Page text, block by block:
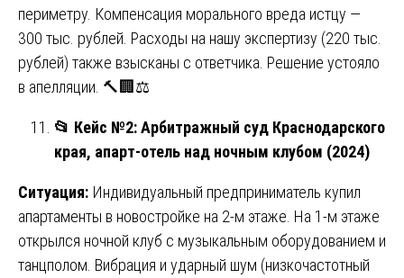
периметру. Компенсация морального вреда истцу —
300 тыс. рублей. Расходы на нашу экспертизу (220 тыс.
рублей) также взысканы с ответчика. Решение устояло
в апелляции. 🔨🏢⚖️
📂 Кейс №2: Арбитражный суд Краснодарского
края, апарт-отель над ночным клубом (2024)
Ситуация: Индивидуальный предприниматель купил
апартаменты в новостройке на 2-м этаже. На 1-м этаже
открылся ночной клуб с музыкальным оборудованием и
танцполом. Вибрация и ударный шум (низкочастотный